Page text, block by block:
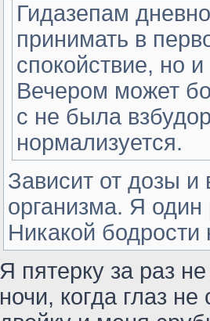
Гидазепам
принимать в
спокойствие, но
Вечером может
с не была
нормализуется.
Зависит от дозы и
организма. Я
Никакой
Я пятерку за раз
ночи, когда глаз